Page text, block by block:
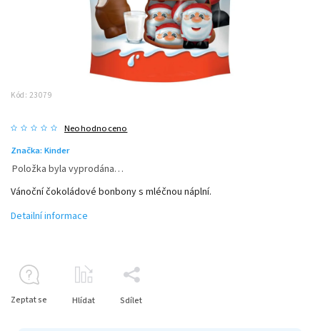
Kód: 23079
Neohodnoceno
Značka: Kinder
Položka byla vyprodána…
Vánoční čokoládové bonbony s mléčnou náplní.
Detailní informace
Zeptat se Hlídat Sdílet